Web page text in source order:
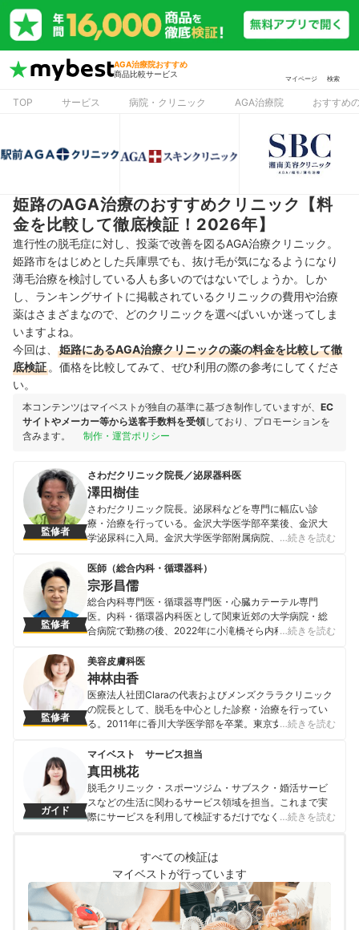
AGA治療院おすすめ
商品比較サービス
マイページ 検索
TOP サービス 病院・クリニック AGA治療院 おすすめ
姫路のAGA治療のおすすめクリニック【料
金を比較して徹底検証！2026年】
進行性の脱毛症に対し、投薬で改善を図るAGA治療クリニック。
姫路市をはじめとした兵庫県でも、抜け毛が気になるようになり
薄毛治療を検討している人も多いのではないでしょうか。しか
し、ランキングサイトに掲載されているクリニックの費用や治療
薬はさまざまなので、どのクリニックを選べばいいか迷ってしま
いますよね。
今回は、
姫路にあるAGA治療クリニックの薬の料金を比較して徹
底検証 。価格を比較してみて、ぜひ利用の際の参考にしてくださ
い。
本コンテンツはマイベストが独自の基準に基づき制作していますが、 EC
サイトやメーカー等から送客手数料を受領しており、プロモーションを
含みます。
制作・運営ポリシー
監修者
さわだクリニック院長／泌尿器科医
澤田樹佳
さわだクリニック院長。泌尿科などを専門に幅広い診
療・治療を行っている。金沢大学医学部卒業後、金沢大
学泌尿科に入局。金沢大学医学部附属病院、市立砺波総
事。現在は富山県砺波市でさわだクリニックを開業して
いる。地域に密着した医療を行うとともに、在宅医療や
オンライン診療などあらゆる選択肢を用い、多くの方へ
適切な医療を届けている。
澤田樹佳のプロフィール
…続きを読む
監修者
医師（総合内科・循環器科）
宗形昌儒
総合内科専門医・循環器専門医・心臓カテーテル専門
医。内科・循環器内科医として関東近郊の大学病院・総
合病院で勤務の後、2022年に小滝橋そら内科クリニック
田国際空港クリニック理事なども兼任し、医療を身近に
するために奮闘している。
宗形昌儒のプロフィール
…続きを読む
監修者
美容皮膚科医
神林由香
医療法人社団Claraの代表およびメンズクララクリニック
の院長として、脱毛を中心とした診察・治療を行ってい
る。2011年に香川大学医学部を卒業。東京女子医科大学
膚科に入局し、2016年には品川スキンクリニック池袋院
の院長を務め、現在の医療脱毛クリニックに。また自身
の脱毛・美容医療の知見を活かし、テレビや雑誌などメ
ディアでも活躍をしている。 ＜メディア出演実績＞ ・フ
ジテレビ系「ホンマでっか!?TV」 ・フジテレビ
「EXITV」 ・TOKYO MX 「BHN-TV」 ・雑誌
神林由香のプロフィール
…続きを読む
ガイド
マイベスト サービス担当
真田桃花
脱毛クリニック・スポーツジム・サブスク・婚活サービ
スなどの生活に関わるサービス領域を担当。これまで実
際にサービスを利用して検証するだけでなく、医師や婚
からこそ、徹底検証を通じて全ユーザーが選びやすい情
報を届ける」ことをモットーに活動している。
真田桃花のプロフィール
…続きを読む
すべての検証は
マイベストが行っています